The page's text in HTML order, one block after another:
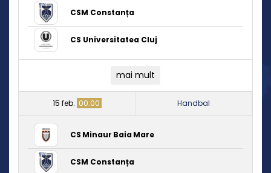
CSM Constanța
CS Universitatea Cluj
mai mult
15 feb. 00:00 Handbal
CS Minaur Baia Mare
CSM Constanța